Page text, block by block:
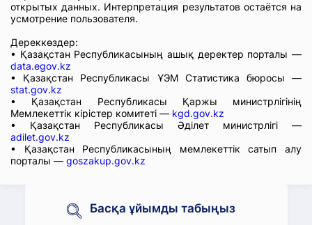
открытых данных. Интерпретация результатов остаётся на
усмотрение пользователя.
Дереккөздер:
• Қазақстан Республикасының ашық деректер порталы —
data.egov.kz
• Қазақстан Республикасы ҰЭМ Статистика бюросы —
stat.gov.kz
• Қазақстан Республикасы Қаржы министрлігінің
Мемлекеттік кірістер комитеті — kgd.gov.kz
• Қазақстан Республикасы Әділет министрлігі —
adilet.gov.kz
• Қазақстан Республикасының мемлекеттік сатып алу
порталы — goszakup.gov.kz
Басқа ұйымды табыңыз